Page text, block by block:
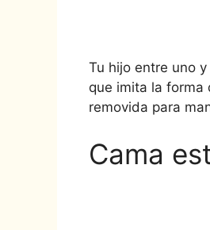
Tu hijo entre uno
que imita la forma
removida para
Cama